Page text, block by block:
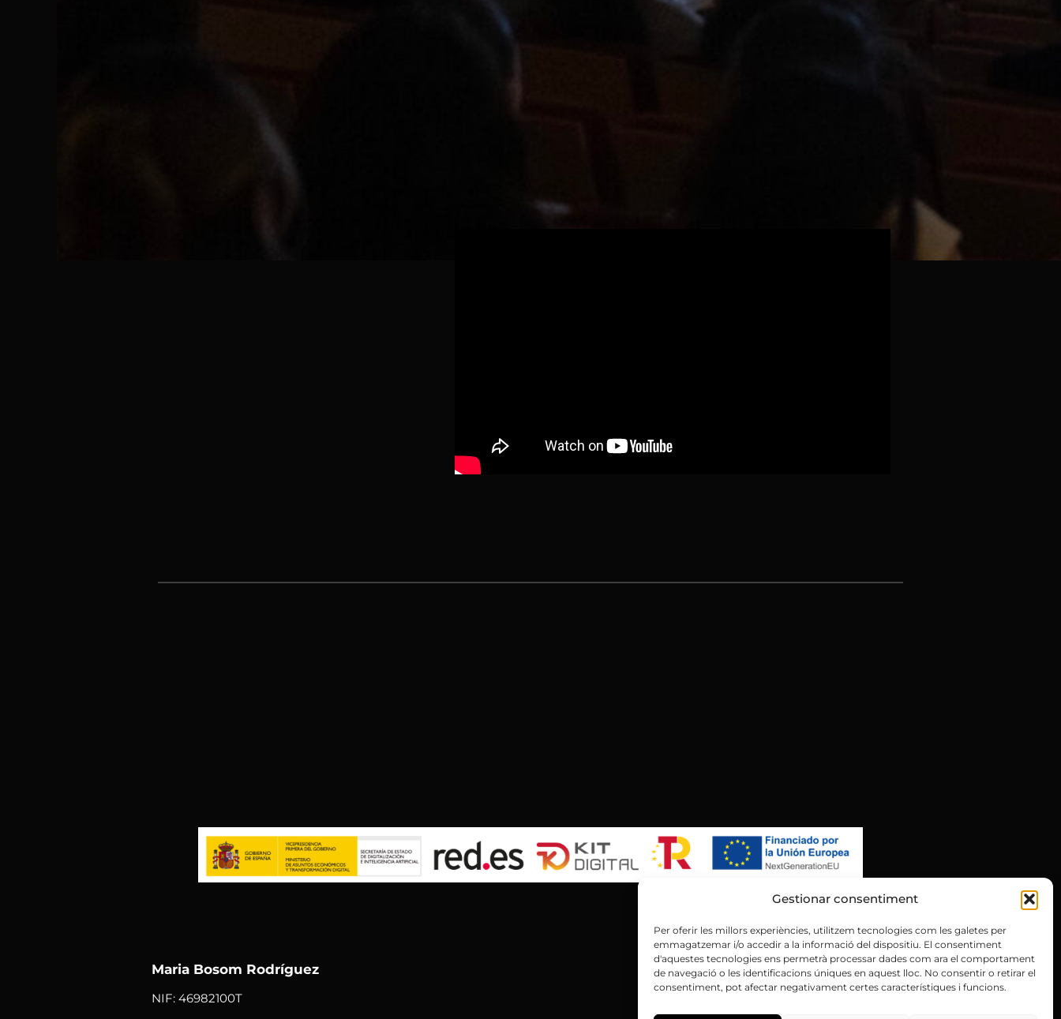
Gestionar consentiment
Per oferir les millors experiències, utilitzem tecnologies com les galetes per
emmagatzemar i/o accedir a la informació del dispositiu. El consentiment
d'aquestes tecnologies ens permetrà processar dades com ara el comportament
de navegació o les identificacions úniques en aquest lloc. No consentir o retirar el
consentiment, pot afectar negativament certes característiques i funcions.
traducció, sinó una obra original. Així és com, en el cas de la traducció, ens
mantenim fidels al principi de versemblança o integritat. Fem invisibles
Maria Bosom Rodríguez
NIF: 46982100T
InstagramX